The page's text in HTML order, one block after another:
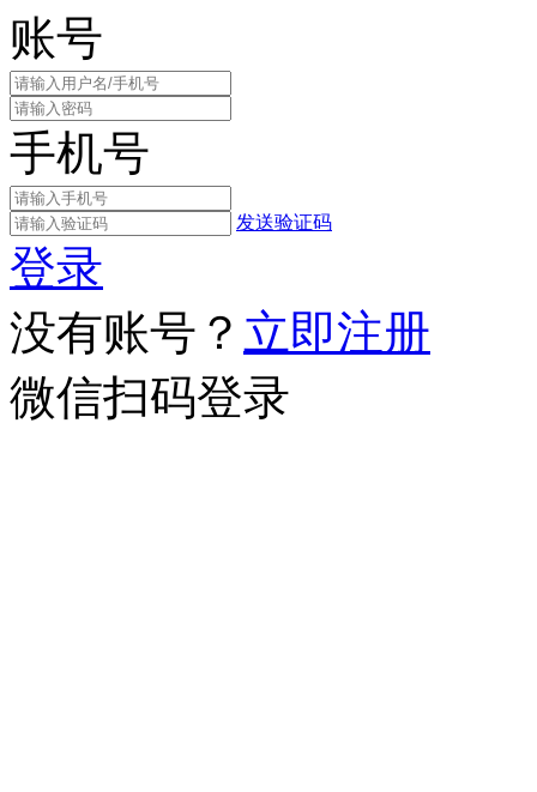
账号
手机号
发送验证码
登录
没有账号？ 立即注册
微信扫码登录